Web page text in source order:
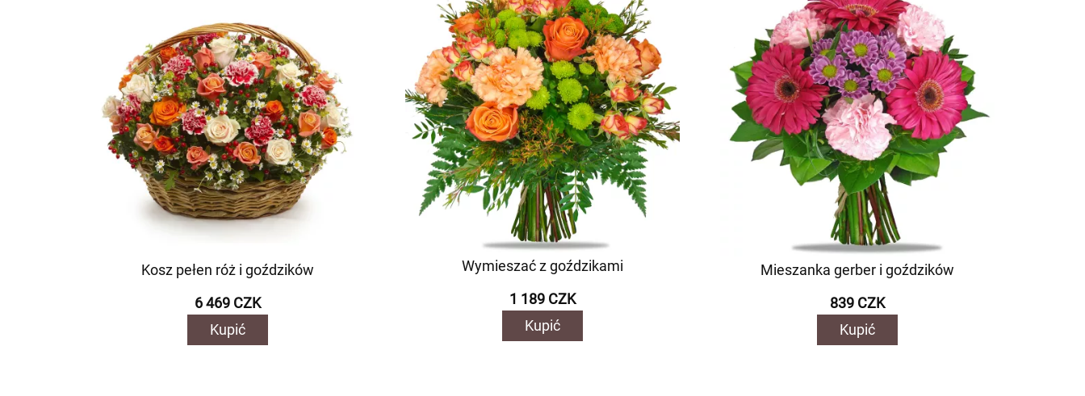
Kosz pełen róż i goździków
6 469 CZK
Kupić
Wymieszać z goździkami
1 189 CZK
Kupić
Mieszanka gerber i goździków
839 CZK
Kupić